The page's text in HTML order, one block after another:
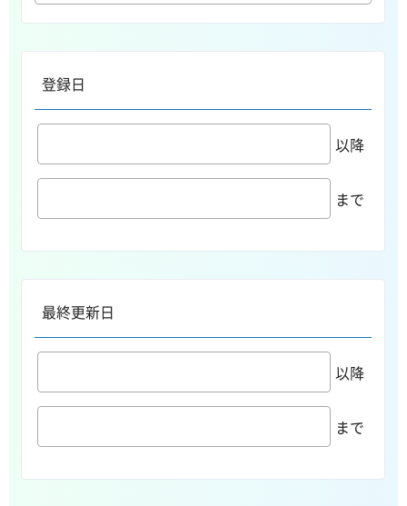
登録日
以降
まで
最終更新日
以降
まで